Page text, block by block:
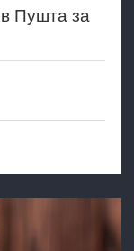
Пушта за